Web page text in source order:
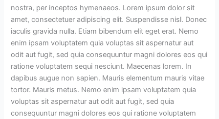
nostra, per inceptos hymenaeos. Lorem ipsum dolor sit
amet, consectetuer adipiscing elit. Suspendisse nisl. Donec
iaculis gravida nulla. Etiam bibendum elit eget erat. Nemo
enim ipsam voluptatem quia voluptas sit aspernatur aut
odit aut fugit, sed quia consequuntur magni dolores eos qui
ratione voluptatem sequi nesciunt. Maecenas lorem. In
dapibus augue non sapien. Mauris elementum mauris vitae
tortor. Mauris metus. Nemo enim ipsam voluptatem quia
voluptas sit aspernatur aut odit aut fugit, sed quia
consequuntur magni dolores eos qui ratione voluptatem